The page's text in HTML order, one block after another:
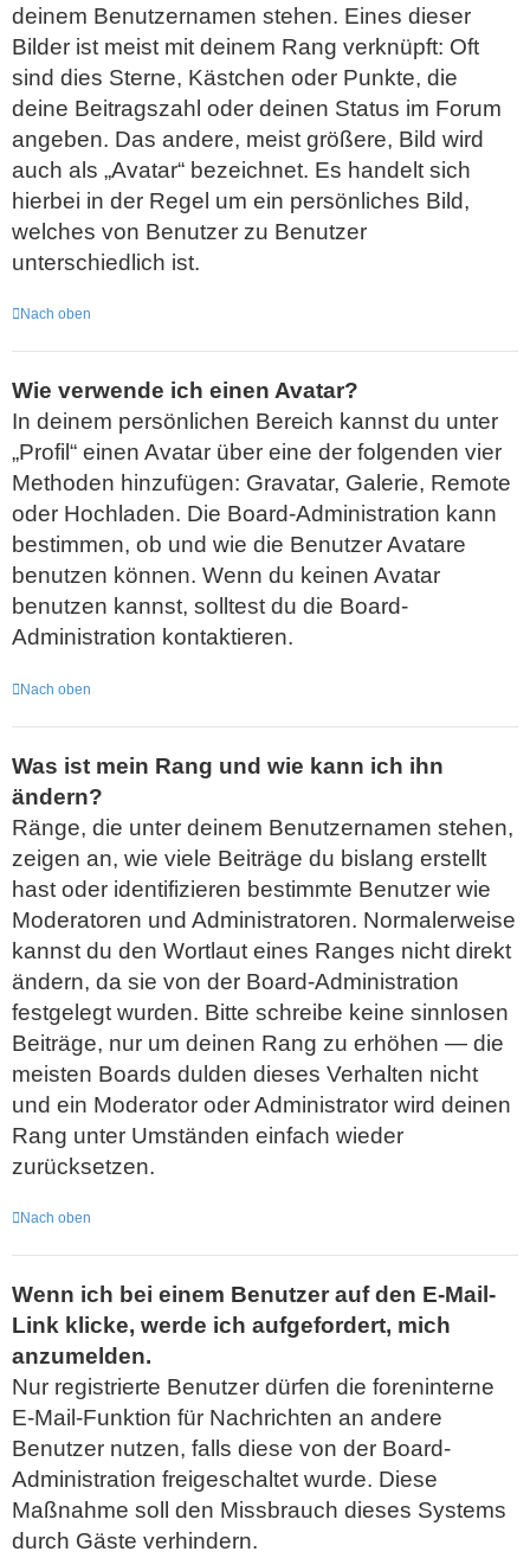
deinem Benutzernamen stehen. Eines dieser
Bilder ist meist mit deinem Rang verknüpft: Oft
sind dies Sterne, Kästchen oder Punkte, die
deine Beitragszahl oder deinen Status im Forum
angeben. Das andere, meist größere, Bild wird
auch als „Avatar“ bezeichnet. Es handelt sich
hierbei in der Regel um ein persönliches Bild,
welches von Benutzer zu Benutzer
unterschiedlich ist.
Nach oben
Wie verwende ich einen Avatar?
In deinem persönlichen Bereich kannst du unter
„Profil“ einen Avatar über eine der folgenden vier
Methoden hinzufügen: Gravatar, Galerie, Remote
oder Hochladen. Die Board-Administration kann
bestimmen, ob und wie die Benutzer Avatare
benutzen können. Wenn du keinen Avatar
benutzen kannst, solltest du die Board-
Administration kontaktieren.
Nach oben
Was ist mein Rang und wie kann ich ihn
ändern?
Ränge, die unter deinem Benutzernamen stehen,
zeigen an, wie viele Beiträge du bislang erstellt
hast oder identifizieren bestimmte Benutzer wie
Moderatoren und Administratoren. Normalerweise
kannst du den Wortlaut eines Ranges nicht direkt
ändern, da sie von der Board-Administration
festgelegt wurden. Bitte schreibe keine sinnlosen
Beiträge, nur um deinen Rang zu erhöhen — die
meisten Boards dulden dieses Verhalten nicht
und ein Moderator oder Administrator wird deinen
Rang unter Umständen einfach wieder
zurücksetzen.
Nach oben
Wenn ich bei einem Benutzer auf den E-Mail-
Link klicke, werde ich aufgefordert, mich
anzumelden.
Nur registrierte Benutzer dürfen die foreninterne
E-Mail-Funktion für Nachrichten an andere
Benutzer nutzen, falls diese von der Board-
Administration freigeschaltet wurde. Diese
Maßnahme soll den Missbrauch dieses Systems
durch Gäste verhindern.